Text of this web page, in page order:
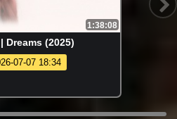
1:38:08
Dreams (2025)
07-07 18:34